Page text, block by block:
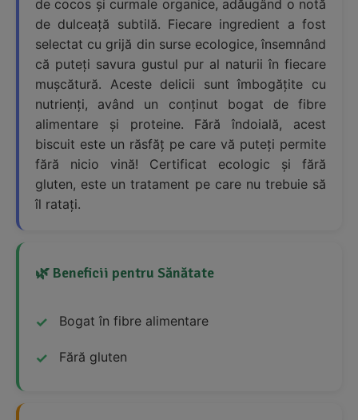
de cocos și curmale organice, adăugând o notă
de dulceață subtilă. Fiecare ingredient a fost
selectat cu grijă din surse ecologice, însemnând
că puteți savura gustul pur al naturii în fiecare
mușcătură. Aceste delicii sunt îmbogățite cu
nutrienți, având un conținut bogat de fibre
alimentare și proteine. Fără îndoială, acest
biscuit este un răsfăț pe care vă puteți permite
fără nicio vină! Certificat ecologic și fără
gluten, este un tratament pe care nu trebuie să
îl ratați.
🌿 Beneficii pentru Sănătate
Bogat în fibre alimentare
Fără gluten